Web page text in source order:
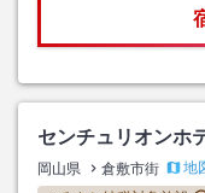
センチュリオンホ
岡山県 倉敷市街
地